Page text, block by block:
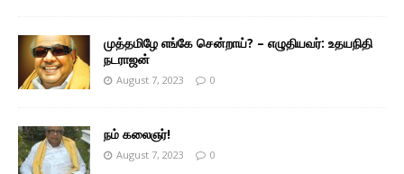
முத்தமிழே எங்கே சென்றாய்? – எழுதியவர்: உதயநிதி
நடராஜன்
August 7, 2023 0
நம் கலைஞர்!
August 7, 2023 0